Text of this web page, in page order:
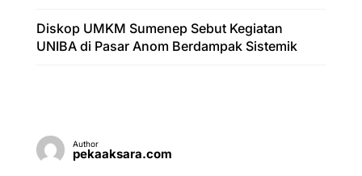
Diskop UMKM Sumenep Sebut Kegiatan
UNIBA di Pasar Anom Berdampak Sistemik
Author
pekaaksara.com